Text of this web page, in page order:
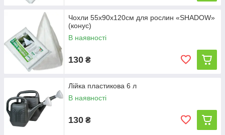
Чохли 55х90х120см для рослин «SHADOW»
(конус)
В наявності
130 ₴
Лійка пластикова 6 л
В наявності
130 ₴